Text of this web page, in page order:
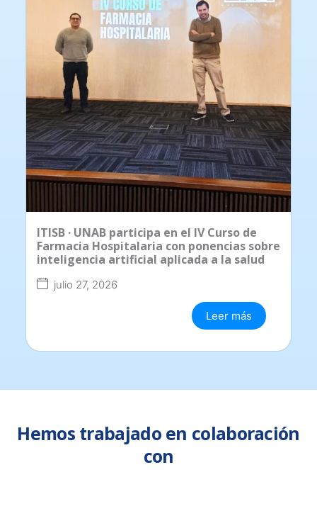
ITISB · UNAB participa en el IV Curso de
Farmacia Hospitalaria con ponencias sobre
inteligencia artificial aplicada a la salud
julio 27, 2026
Leer más
Hemos trabajado en colaboración
con